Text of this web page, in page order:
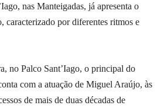
nas Manteigadas, já apresenta o
caracterizado por diferentes ritmos e
no Palco Sant’Iago, o principal do
com a atuação de Miguel Araújo, às
de mais de duas décadas de